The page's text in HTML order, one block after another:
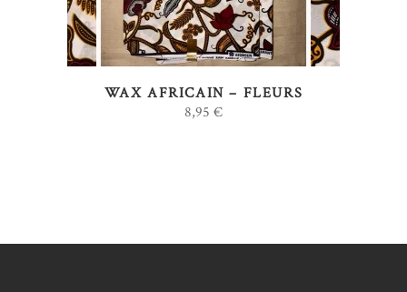
variations.
Les
options
peuvent
du
WAX AFRICAIN – FLEURS
8,95 €